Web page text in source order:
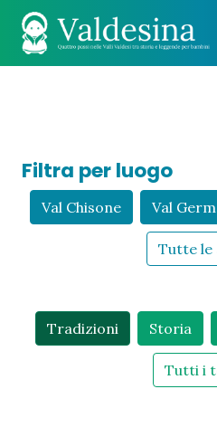
Filtra per luogo
Val Chisone Val
Tutte le
Tradizioni Storia
Tutti i